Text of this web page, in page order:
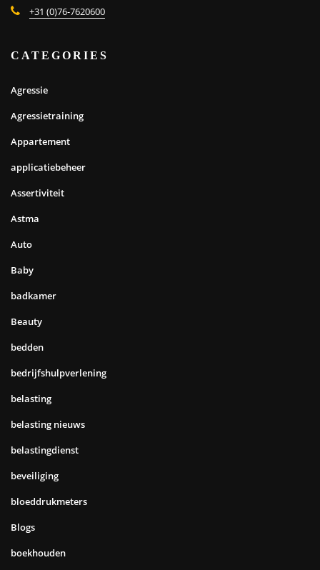
+31 (0)76-7620600
CATEGORIES
Agressie
Agressietraining
Appartement
applicatiebeheer
Assertiviteit
Astma
Auto
Baby
badkamer
Beauty
bedden
bedrijfshulpverlening
belasting
belasting nieuws
belastingdienst
beveiliging
bloeddrukmeters
Blogs
boekhouden